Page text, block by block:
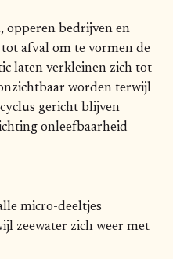
opperen bedrijven en
afval om te vormen de
laten verkleinen zich tot
worden terwijl
gericht blijven
onleefbaarheid
micro-deeltjes
zeewater zich weer met